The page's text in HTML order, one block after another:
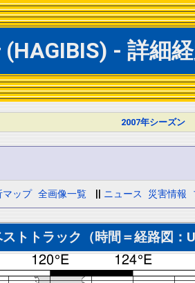
- 詳細
2007年シーズン
マップ 全画像一覧 ニュース 災害情報
トトラック（時間＝経路図：